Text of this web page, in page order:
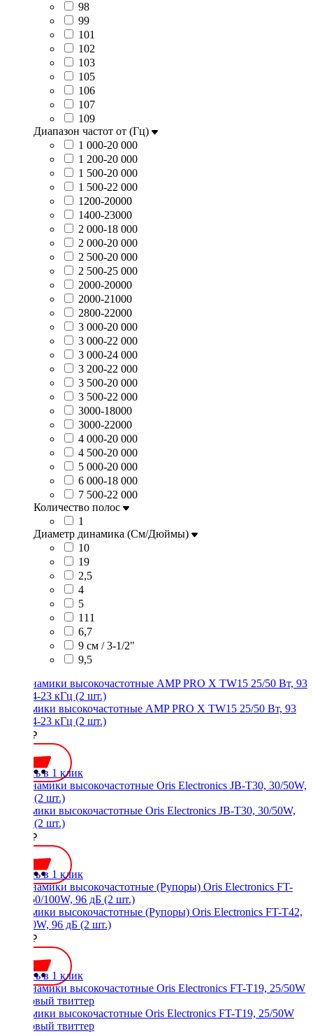
98
99
101
102
103
105
106
107
109
Диапазон частот от (Гц)
1 000-20 000
1 200-20 000
1 500-20 000
1 500-22 000
1200-20000
1400-23000
2 000-18 000
2 000-20 000
2 500-20 000
2 500-25 000
2000-20000
2000-21000
2800-22000
3 000-20 000
3 000-22 000
3 000-24 000
3 200-22 000
3 500-20 000
3 500-22 000
3000-18000
3000-22000
4 000-20 000
4 500-20 000
5 000-20 000
6 000-18 000
7 500-22 000
Количество полос
1
Диаметр динамика (См/Дюймы)
10
19
2,5
4
5
111
6,7
9 см / 3-1/2"
9,5
Динамики высокочастотные AMP PRO X TW15 25/50 Вт, 93
дБ, 1,4-23 кГц (2 шт.)
2300 ₽
Купить в 1 клик
Динамики высокочастотные Oris Electronics JB-T30, 30/50W,
94 дБ (2 шт.)
3300 ₽
Купить в 1 клик
Динамики высокочастотные (Рупоры) Oris Electronics FT-T42,
50/100W, 96 дБ (2 шт.)
2600 ₽
Купить в 1 клик
Динамики высокочастотные Oris Electronics FT-T19, 25/50W
шелковый твиттер